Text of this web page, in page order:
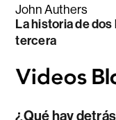
John Authers
La historia de
tercera
¿Qué hay